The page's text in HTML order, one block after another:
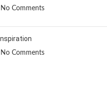
No Comments
No Comments